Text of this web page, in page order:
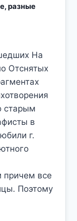
разные
На
Отснятых
старым
в
г.
причем все
Поэтому